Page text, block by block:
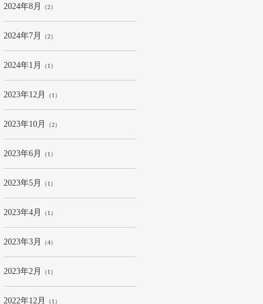
2024年8月 （2）
2024年7月 （2）
2024年1月 （1）
2023年12月 （1）
2023年10月 （2）
2023年6月 （1）
2023年5月 （1）
2023年4月 （1）
2023年3月 （4）
2023年2月 （1）
2022年12月 （1）